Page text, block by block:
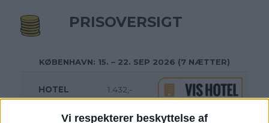
Vi respekterer beskyttelse af
PRISOVERSIGT
KØBENHAVN: 15. – 22. SEP 2026 (7 NÆTTER)
HOTEL 1.432,-